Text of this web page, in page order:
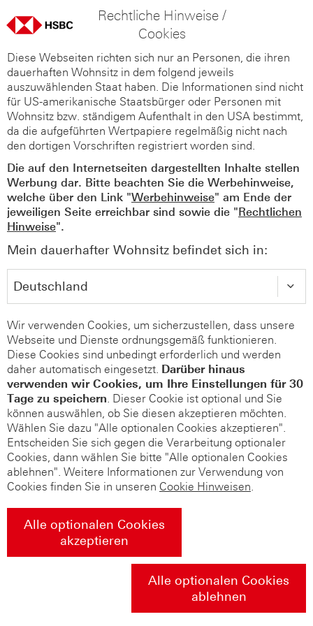
Rechtliche Hinweise /
Cookies
Diese Webseiten richten sich nur an Personen, die ihren
dauerhaften Wohnsitz in dem folgend jeweils
auszuwählenden Staat haben. Die Informationen sind nicht
für US-amerikanische Staatsbürger oder Personen mit
Wohnsitz bzw. ständigem Aufenthalt in den USA bestimmt,
da die aufgeführten Wertpapiere regelmäßig nicht nach
den dortigen Vorschriften registriert worden sind.
Die auf den Internetseiten dargestellten Inhalte stellen
Werbung dar. Bitte beachten Sie die Werbehinweise,
welche über den Link "Werbehinweise" am Ende der
jeweiligen Seite erreichbar sind sowie die "Rechtlichen
Hinweise".
Mein dauerhafter Wohnsitz befindet sich in:
Wir verwenden Cookies, um sicherzustellen, dass unsere
Webseite und Dienste ordnungsgemäß funktionieren.
Diese Cookies sind unbedingt erforderlich und werden
daher automatisch eingesetzt. Darüber hinaus
verwenden wir Cookies, um Ihre Einstellungen für 30
Tage zu speichern. Dieser Cookie ist optional und Sie
können auswählen, ob Sie diesen akzeptieren möchten.
Wählen Sie dazu "Alle optionalen Cookies akzeptieren".
Entscheiden Sie sich gegen die Verarbeitung optionaler
Cookies, dann wählen Sie bitte "Alle optionalen Cookies
ablehnen". Weitere Informationen zur Verwendung von
Cookies finden Sie in unseren Cookie Hinweisen.
Alle optionalen Cookies
akzeptieren
Alle optionalen Cookies
ablehnen